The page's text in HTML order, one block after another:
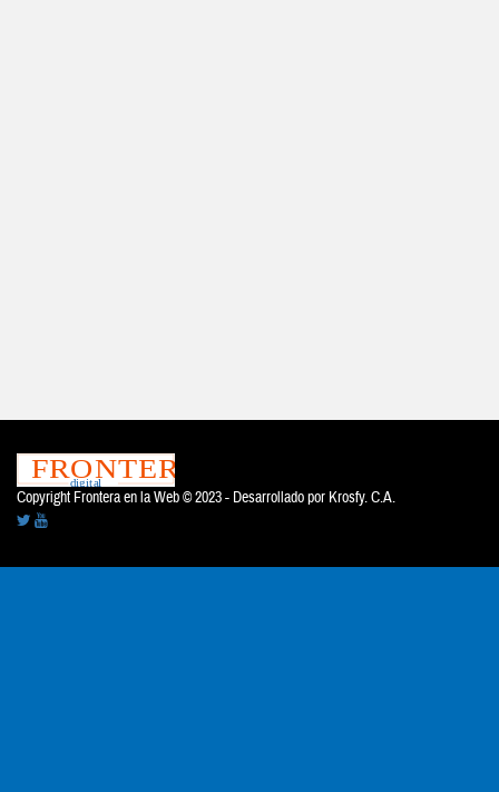
Copyright Frontera en la Web © 2023 - Desarrollado por Krosfy. C.A.